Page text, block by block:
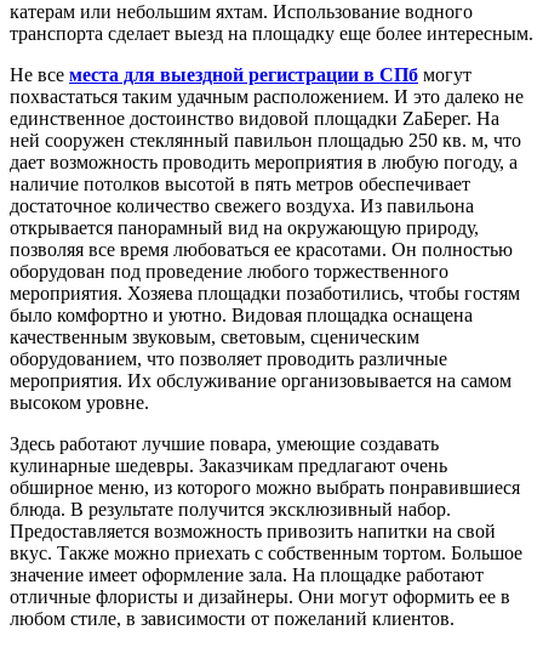
катерам или небольшим яхтам. Использование водного
транспорта сделает выезд на площадку еще более интересным.
Не все места для выездной регистрации в СПб могут
похвастаться таким удачным расположением. И это далеко не
единственное достоинство видовой площадки ZaБерег. На
ней сооружен стеклянный павильон площадью 250 кв. м, что
дает возможность проводить мероприятия в любую погоду, а
наличие потолков высотой в пять метров обеспечивает
достаточное количество свежего воздуха. Из павильона
открывается панорамный вид на окружающую природу,
позволяя все время любоваться ее красотами. Он полностью
оборудован под проведение любого торжественного
мероприятия. Хозяева площадки позаботились, чтобы гостям
было комфортно и уютно. Видовая площадка оснащена
качественным звуковым, световым, сценическим
оборудованием, что позволяет проводить различные
мероприятия. Их обслуживание организовывается на самом
высоком уровне.
Здесь работают лучшие повара, умеющие создавать
кулинарные шедевры. Заказчикам предлагают очень
обширное меню, из которого можно выбрать понравившиеся
блюда. В результате получится эксклюзивный набор.
Предоставляется возможность привозить напитки на свой
вкус. Также можно приехать с собственным тортом. Большое
значение имеет оформление зала. На площадке работают
отличные флористы и дизайнеры. Они могут оформить ее в
любом стиле, в зависимости от пожеланий клиентов.